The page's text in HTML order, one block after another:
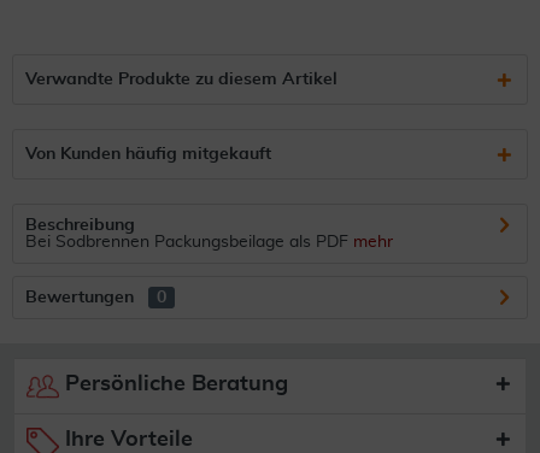
Verwandte Produkte zu diesem Artikel
Von Kunden häufig mitgekauft
Beschreibung
Bei Sodbrennen Packungsbeilage als PDF mehr
Bewertungen 0
Persönliche Beratung
Ihre Vorteile